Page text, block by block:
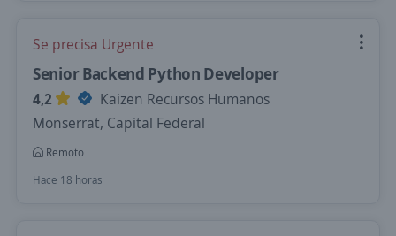
Se precisa Urgente
Senior Backend Python Developer
4,2
Kaizen Recursos Humanos
Monserrat, Capital Federal
Remoto
Hace 18 horas